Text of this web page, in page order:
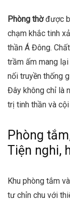
Phòng thờđược
chạm khắc tinh
thần Á Đông.
trầm ấm mang
nối truyền thống
Đây không chỉ là
trị tinh thần và
Phòng
Tiện nghi,
Khu phòng tắm
tư chỉn chu với